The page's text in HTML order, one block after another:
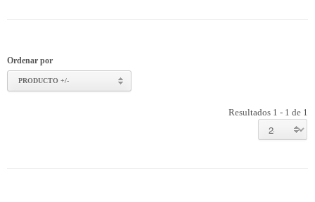
Ordenar por
PRODUCTO +/-
Resultados 1 - 1 de 1